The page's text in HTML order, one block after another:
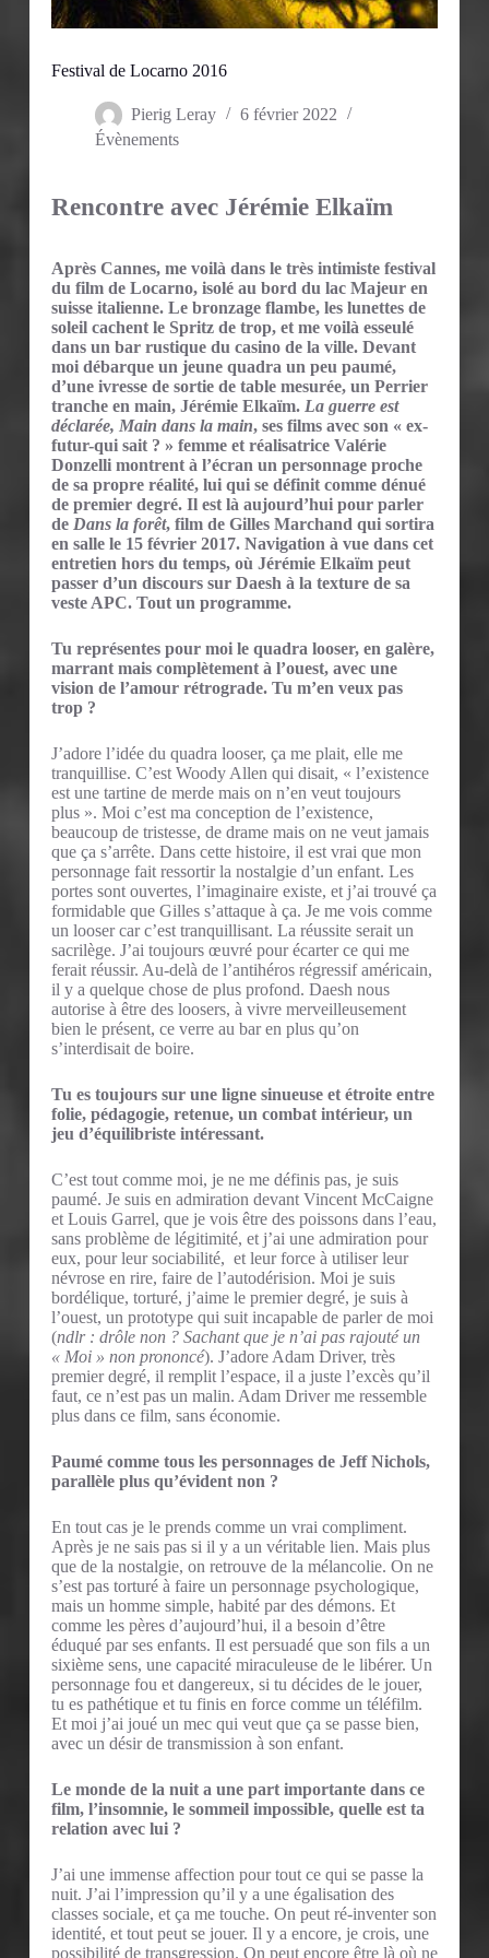
Festival de Locarno 2016
Pierig Leray
6 février 2022
Évènements
Rencontre avec Jérémie Elkaïm
Après Cannes, me voilà dans le très intimiste festival
du film de Locarno, isolé au bord du lac Majeur en
suisse italienne. Le bronzage flambe, les lunettes de
soleil cachent le Spritz de trop, et me voilà esseulé
dans un bar rustique du casino de la ville. Devant
moi débarque un jeune quadra un peu paumé,
d’une ivresse de sortie de table mesurée, un Perrier
tranche en main, Jérémie Elkaïm. La guerre est
déclarée, Main dans la main, ses films avec son « ex-
futur-qui sait ? » femme et réalisatrice Valérie
Donzelli montrent à l’écran un personnage proche
de sa propre réalité, lui qui se définit comme dénué
de premier degré. Il est là aujourd’hui pour parler
de Dans la forêt, film de Gilles Marchand qui sortira
en salle le 15 février 2017. Navigation à vue dans cet
entretien hors du temps, où Jérémie Elkaïm peut
passer d’un discours sur Daesh à la texture de sa
veste APC. Tout un programme.
Tu représentes pour moi le quadra looser, en galère,
marrant mais complètement à l’ouest, avec une
vision de l’amour rétrograde. Tu m’en veux pas
trop ?
J’adore l’idée du quadra looser, ça me plait, elle me
tranquillise. C’est Woody Allen qui disait, « l’existence
est une tartine de merde mais on n’en veut toujours
plus ». Moi c’est ma conception de l’existence,
beaucoup de tristesse, de drame mais on ne veut jamais
que ça s’arrête. Dans cette histoire, il est vrai que mon
personnage fait ressortir la nostalgie d’un enfant. Les
portes sont ouvertes, l’imaginaire existe, et j’ai trouvé ça
formidable que Gilles s’attaque à ça. Je me vois comme
un looser car c’est tranquillisant. La réussite serait un
sacrilège. J’ai toujours œuvré pour écarter ce qui me
ferait réussir. Au-delà de l’antihéros régressif américain,
il y a quelque chose de plus profond. Daesh nous
autorise à être des loosers, à vivre merveilleusement
bien le présent, ce verre au bar en plus qu’on
s’interdisait de boire.
Tu es toujours sur une ligne sinueuse et étroite entre
folie, pédagogie, retenue, un combat intérieur, un
jeu d’équilibriste intéressant.
C’est tout comme moi, je ne me définis pas, je suis
paumé. Je suis en admiration devant Vincent McCaigne
et Louis Garrel, que je vois être des poissons dans l’eau,
sans problème de légitimité, et j’ai une admiration pour
eux, pour leur sociabilité, et leur force à utiliser leur
névrose en rire, faire de l’autodérision. Moi je suis
bordélique, torturé, j’aime le premier degré, je suis à
l’ouest, un prototype qui suit incapable de parler de moi
(ndlr : drôle non ? Sachant que je n’ai pas rajouté un
« Moi » non prononcé). J’adore Adam Driver, très
premier degré, il remplit l’espace, il a juste l’excès qu’il
faut, ce n’est pas un malin. Adam Driver me ressemble
plus dans ce film, sans économie.
Paumé comme tous les personnages de Jeff Nichols,
parallèle plus qu’évident non ?
En tout cas je le prends comme un vrai compliment.
Après je ne sais pas si il y a un véritable lien. Mais plus
que de la nostalgie, on retrouve de la mélancolie. On ne
s’est pas torturé à faire un personnage psychologique,
mais un homme simple, habité par des démons. Et
comme les pères d’aujourd’hui, il a besoin d’être
éduqué par ses enfants. Il est persuadé que son fils a un
sixième sens, une capacité miraculeuse de le libérer. Un
personnage fou et dangereux, si tu décides de le jouer,
tu es pathétique et tu finis en force comme un téléfilm.
Et moi j’ai joué un mec qui veut que ça se passe bien,
avec un désir de transmission à son enfant.
Le monde de la nuit a une part importante dans ce
film, l’insomnie, le sommeil impossible, quelle est ta
relation avec lui ?
J’ai une immense affection pour tout ce qui se passe la
nuit. J’ai l’impression qu’il y a une égalisation des
classes sociale, et ça me touche. On peut ré-inventer son
identité, et tout peut se jouer. Il y a encore, je crois, une
possibilité de transgression. On peut encore être là où ne